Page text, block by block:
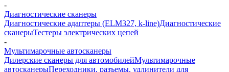
-
Диагностические сканеры
Диагностические адаптеры (ELM327, k-line)Диагностические
сканерыТестеры электрических цепей
-
Мультимарочные автосканеры
Дилерские сканеры для автомобилейМультимарочные
автосканерыПереходники, разъемы, удлинители для